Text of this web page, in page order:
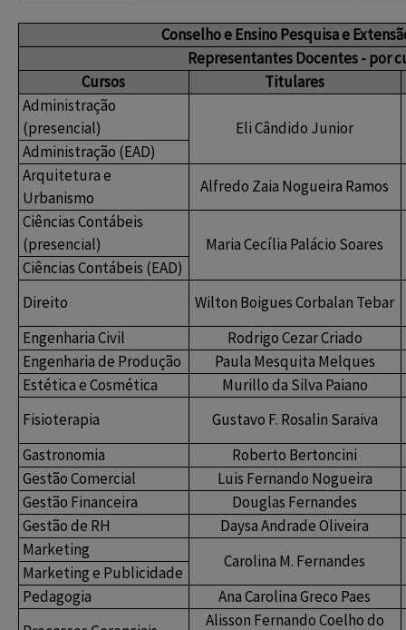
Conselho e Ensino Pesquisa e
Representantes Docentes - por
Cursos
Titulares
Administração
(presencial)
Eli Cândido Junior
Administração (EAD)
Arquitetura e
Urbanismo
Alfredo Zaia Nogueira Ramos
Ciências Contábeis
(presencial)
Maria Cecília Palácio Soares
Ciências Contábeis (EAD)
Direito
Wilton Boigues Corbalan Tebar
Engenharia Civil
Rodrigo Cezar Criado
Engenharia de Produção
Paula Mesquita Melques
Estética e Cosmética
Murillo da Silva Paiano
Fisioterapia
Gustavo F. Rosalin Saraiva
Gastronomia
Roberto Bertoncini
Gestão Comercial
Luis Fernando Nogueira
Gestão Financeira
Douglas Fernandes
Gestão de RH
Daysa Andrade Oliveira
Marketing
Carolina M. Fernandes
Marketing e Publicidade
Pedagogia
Ana Carolina Greco Paes
Alisson Fernando Coelho do